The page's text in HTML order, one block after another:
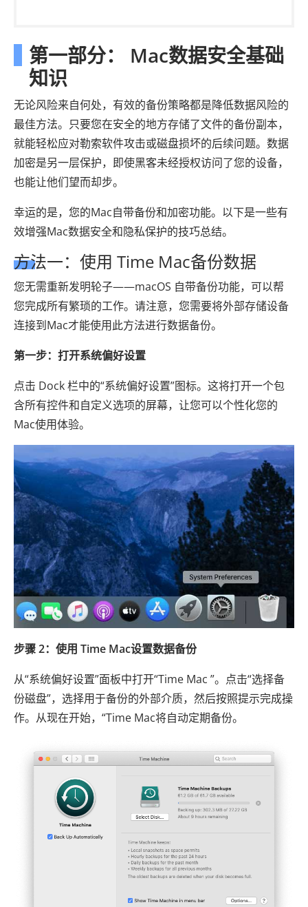
第一部分： Mac数据安全基础
知识
无论风险来自何处，有效的备份策略都是降低数据风险的
最佳方法。只要您在安全的地方存储了文件的备份副本，
就能轻松应对勒索软件攻击或磁盘损坏的后续问题。数据
加密是另一层保护，即使黑客未经授权访问了您的设备，
也能让他们望而却步。
幸运的是，您的Mac自带备份和加密功能。以下是一些有
效增强Mac数据安全和隐私保护的技巧总结。
方法一：使用 Time Mac备份数据
您无需重新发明轮子——macOS 自带备份功能，可以帮
您完成所有繁琐的工作。请注意，您需要将外部存储设备
连接到Mac才能使用此方法进行数据备份。
第一步：打开系统偏好设置
点击 Dock 栏中的“系统偏好设置”图标。这将打开一个包
含所有控件和自定义选项的屏幕，让您可以个性化您的
Mac使用体验。
步骤 2：使用 Time Mac设置数据备份
从“系统偏好设置”面板中打开“Time Mac ”。点击“选择备
份磁盘”，选择用于备份的外部介质，然后按照提示完成操
作。从现在开始，“Time Mac将自动定期备份。